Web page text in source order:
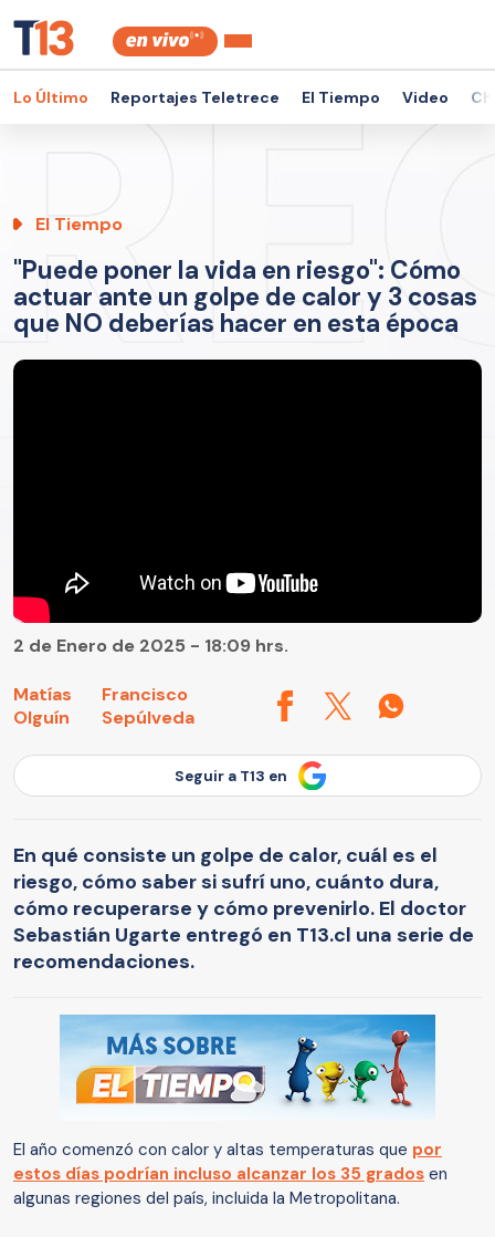
Lo Último Reportajes Teletrece El Tiempo Video
El Tiempo
"Puede poner la vida en riesgo": Cómo
actuar ante un golpe de calor y 3 cosas
que NO deberías hacer en esta época
Matías
Olguín
Francisco
Sepúlveda
2 de Enero de 2025 - 18:09 hrs.
Seguir a T13 en
En qué consiste un golpe de calor, cuál es el
riesgo, cómo saber si sufrí uno, cuánto dura,
cómo recuperarse y cómo prevenirlo. El doctor
Sebastián Ugarte entregó en T13.cl una serie de
recomendaciones.
El año comenzó con calor y altas temperaturas que por
estos días podrían incluso alcanzar los 35 grados en
algunas regiones del país, incluida la Metropolitana.